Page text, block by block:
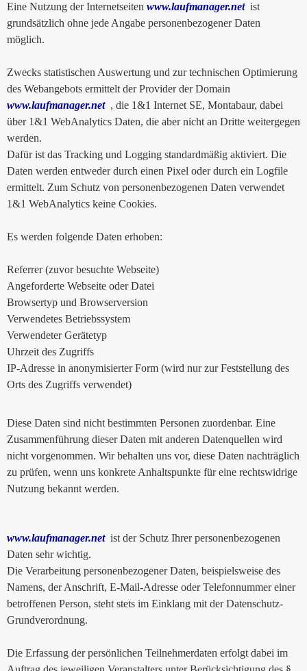
Eine Nutzung der Internetseiten www.laufmanager.netist
grundsätzlich ohne jede Angabe personenbezogener Daten
möglich.
Zwecks statistischen Auswertung und zur technischen Optimierung
des Webangebots ermittelt der Provider der Domain
www.laufmanager.net, die 1&1 Internet SE, Montabaur, dabei
über 1&1 WebAnalytics Daten, die aber nicht an Dritte weitergegen
werden.
Dafür ist das Tracking und Logging standardmäßig aktiviert. Die
Daten werden entweder durch einen Pixel oder durch ein Logfile
ermittelt. Zum Schutz von personenbezogenen Daten verwendet
1&1 WebAnalytics keine Cookies.
Es werden folgende Daten erhoben:
Referrer (zuvor besuchte Webseite)
Angeforderte Webseite oder Datei
Browsertyp und Browserversion
Verwendetes Betriebssystem
Verwendeter Gerätetyp
Uhrzeit des Zugriffs
IP-Adresse in anonymisierter Form (wird nur zur Feststellung des
Orts des Zugriffs verwendet)
Diese Daten sind nicht bestimmten Personen zuordenbar. Eine
Zusammenführung dieser Daten mit anderen Datenquellen wird
nicht vorgenommen. Wir behalten uns vor, diese Daten nachträglich
zu prüfen, wenn uns konkrete Anhaltspunkte für eine rechtswidrige
Nutzung bekannt werden.
www.laufmanager.netist der Schutz Ihrer personenbezogenen
Daten sehr wichtig.
Die Verarbeitung personenbezogener Daten, beispielsweise des
Namens, der Anschrift, E-Mail-Adresse oder Telefonnummer einer
betroffenen Person, steht stets im Einklang mit der Datenschutz-
Grundverordnung.
Die Erfassung der persönlichen Teilnehmerdaten erfolgt dabei im